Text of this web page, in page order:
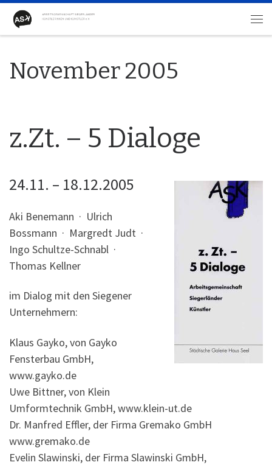
Zum Inhalt springen
November 2005
z.Zt. – 5 Dialoge
24.11. – 18.12.2005
Aki Benemann · Ulrich
Bossmann · Margredt Judt ·
Ingo Schultze-Schnabl ·
Thomas Kellner
im Dialog mit den Siegener
Unternehmern:
Klaus Gayko, von Gayko
Fensterbau GmbH,
www.gayko.de
Uwe Bittner, von Klein
Umformtechnik GmbH, www.klein-ut.de
Dr. Manfred Effler, der Firma Gremako GmbH
www.gremako.de
Evelin Slawinski, der Firma Slawinski GmbH,